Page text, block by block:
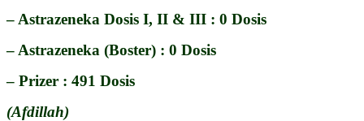
– Astrazeneka Dosis I, II & III : 0 Dosis
– Astrazeneka (Boster) : 0 Dosis
– Prizer : 491 Dosis
(Afdillah)